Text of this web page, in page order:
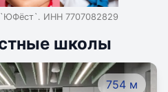
ИНН 7707082829
школы
754 м